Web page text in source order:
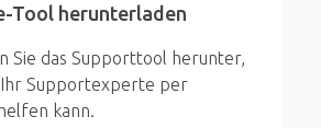
Tool herunterladen
Sie das Supporttool herunter,
Supportexperte per
kann.